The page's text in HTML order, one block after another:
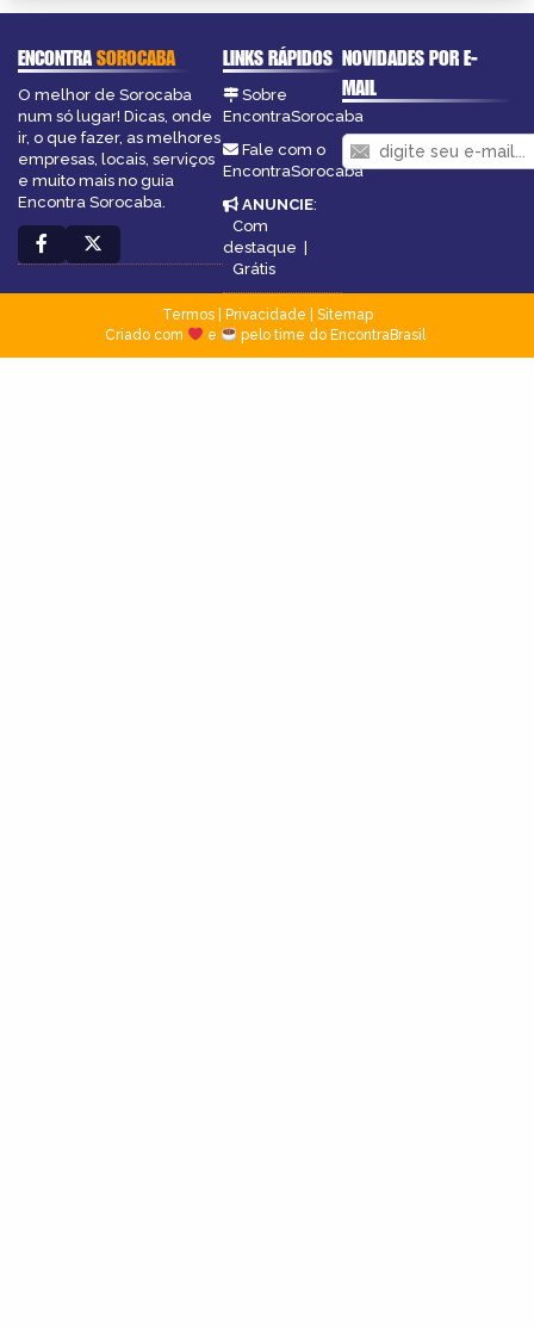
ENCONTRASOROCABA
O melhor de Sorocaba
num só lugar! Dicas, onde
ir, o que fazer, as melhores
empresas, locais, serviços
e muito mais no guia
Encontra Sorocaba.
LINKS RÁPIDOS
Sobre
EncontraSorocaba
Fale com o
EncontraSorocaba
ANUNCIE:
Com
destaque |
Grátis
NOVIDADES POR E-
MAIL
Termos| Privacidade
Sitemap
Criado com
e pelo time do EncontraBrasil